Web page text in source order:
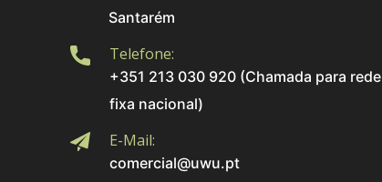
Santarém
Telefone:
+351 213 030 920 (Chamada para rede
fixa nacional)
E-Mail:
comercial@uwu.pt